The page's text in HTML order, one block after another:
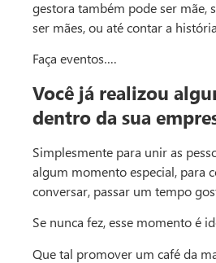
gestora também pode ser mãe,
ser mães, ou até contar a
Faça eventos….
Você já realizou
dentro da sua
Simplesmente para unir as
algum momento especial, para
conversar, passar um tempo
Se nunca fez, esse momento é
Que tal promover um café da